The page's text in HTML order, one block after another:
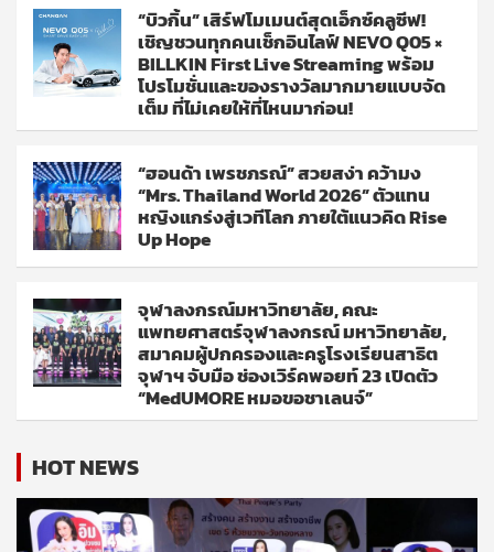
“บิวกิ้น” เสิร์ฟโมเมนต์สุดเอ็กซ์คลูซีฟ!
เชิญชวนทุกคนเช็กอินไลฟ์ NEVO Q05 ×
BILLKIN First Live Streaming พร้อม
โปรโมชั่นและของรางวัลมากมายแบบจัด
เต็ม ที่ไม่เคยให้ที่ไหนมาก่อน!
“ฮอนด้า เพรชภรณ์” สวยสง่า คว้ามง
“Mrs. Thailand World 2026” ตัวแทน
หญิงแกร่งสู่เวทีโลก ภายใต้แนวคิด Rise
Up Hope
จุฬาลงกรณ์มหาวิทยาลัย, คณะ
แพทยศาสตร์จุฬาลงกรณ์ มหาวิทยาลัย,
สมาคมผู้ปกครองและครูโรงเรียนสาธิต
จุฬาฯ จับมือ ช่องเวิร์คพอยท์ 23 เปิดตัว
“MedUMORE หมอขอชาเลนจ์”
HOT NEWS